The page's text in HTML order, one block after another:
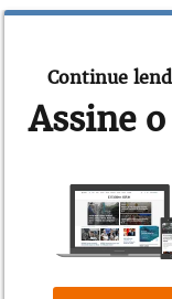
Continue
Assine